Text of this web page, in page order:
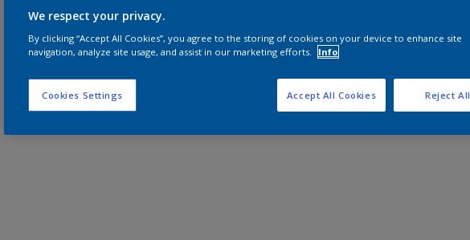
We respect your privacy.
By clicking “Accept All Cookies”, you agree to the storing of cookies on your device to enhance site
navigation, analyze site usage, and assist in our marketing efforts.
Info
Cookies Settings Reject All
Accept All Cookies